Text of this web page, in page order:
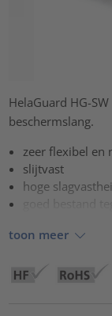
HelaGuard HG-
beschermslang.
zeer flexibel en
slijtvast
hoge
toon meer